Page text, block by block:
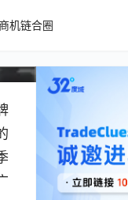
机链合圈